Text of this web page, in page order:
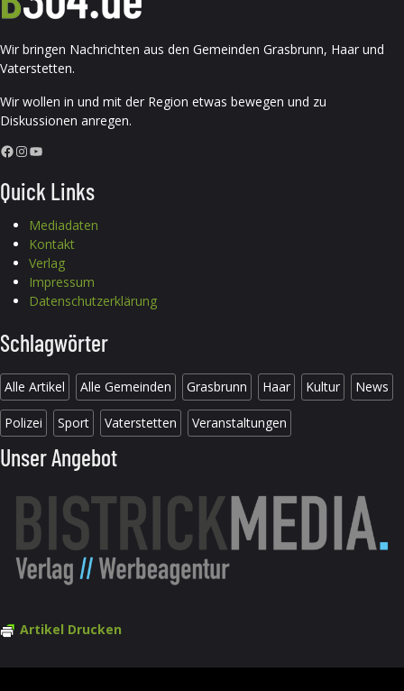
Wir bringen Nachrichten aus den Gemeinden Grasbrunn, Haar und
Vaterstetten.
Wir wollen in und mit der Region etwas bewegen und zu
Diskussionen anregen.
Facebook InstagramYouTube
Quick Links
Mediadaten
Kontakt
Verlag
Impressum
Datenschutzerklärung
Schlagwörter
Alle Artikel Alle Gemeinden Grasbrunn Haar Kultur News
Polizei Sport Vaterstetten Veranstaltungen
Unser Angebot
Artikel Drucken